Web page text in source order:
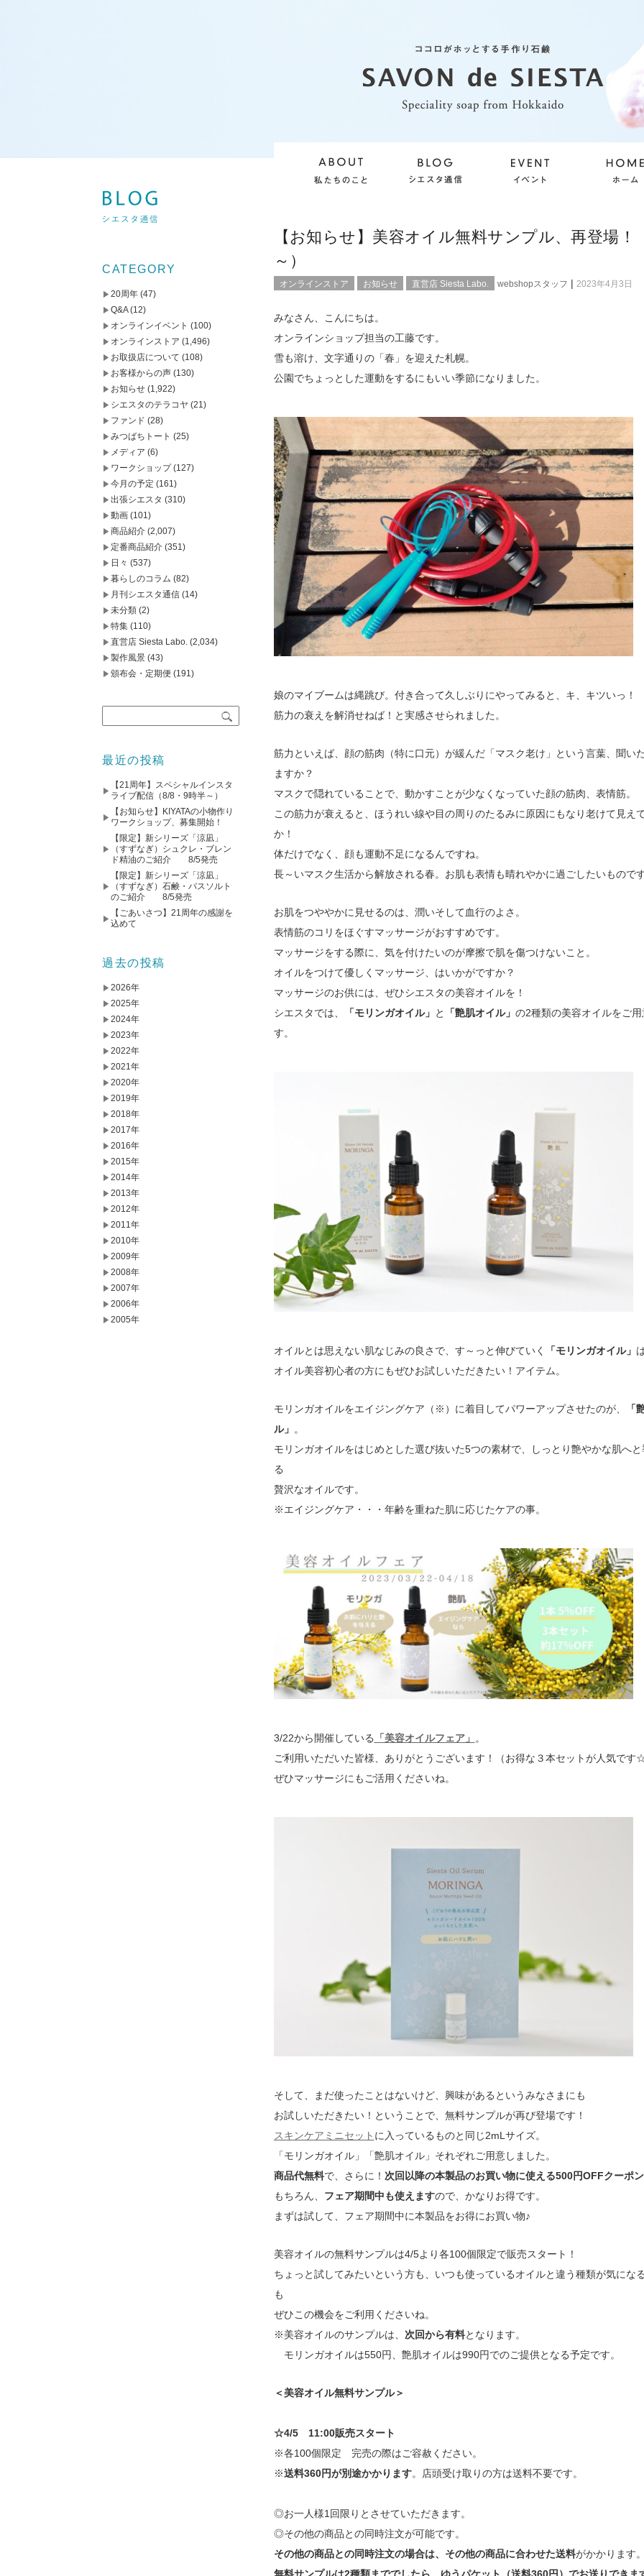
【お知らせ】美容オイル無料サンプル、再登場！
～）
オンラインストア お知らせ 直営店 Siesta Labo. webshopスタッフ | 2023年4月3日
みなさん、こんにちは。
オンラインショップ担当の工藤です。
雪も溶け、文字通りの「春」を迎えた札幌。
公園でちょっとした運動をするにもいい季節になりました。
娘のマイブームは縄跳び。付き合って久しぶりにやってみると、キ、キツいっ！
筋力の衰えを解消せねば！と実感させられました。
筋力といえば、顔の筋肉（特に口元）が緩んだ「マスク老け」という言葉、聞い
ますか？
マスクで隠れていることで、動かすことが少なくなっていた顔の筋肉、表情筋。
この筋力が衰えると、ほうれい線や目の周りのたるみに原因にもなり老けて見え
か！
体だけでなく、顔も運動不足になるんですね。
長～いマスク生活から解放される春。お肌も表情も晴れやかに過ごしたいもので
お肌をつややかに見せるのは、潤いそして血行のよさ。
表情筋のコリをほぐすマッサージがおすすめです。
マッサージをする際に、気を付けたいのが摩擦で肌を傷つけないこと。
オイルをつけて優しくマッサージ、はいかがですか？
マッサージのお供には、ぜひシエスタの美容オイルを！
シエスタでは、
「モリンガオイル」 と 「艶肌オイル」 の2種類の美容オイルをご
す。
オイルとは思えない肌なじみの良さで、す～っと伸びていく 「モリンガオイル」
オイル美容初心者の方にもぜひお試しいただきたい！アイテム。
モリンガオイルをエイジングケア（※）に着目してパワーアップさせたのが、
「
ル」 。
モリンガオイルをはじめとした選び抜いた5つの素材で、しっとり艶やかな肌へ
る
贅沢なオイルです。
※エイジングケア・・・年齢を重ねた肌に応じたケアの事。
3/22から開催している 「美容オイルフェア」 。
ご利用いただいた皆様、ありがとうございます！（お得な３本セットが人気です
ぜひマッサージにもご活用くださいね。
そして、まだ使ったことはないけど、興味があるというみなさまにも
お試しいただきたい！ということで、無料サンプルが再び登場です！
スキンケアミニセット に入っているものと同じ2mLサイズ。
「モリンガオイル」「艶肌オイル」それぞれご用意しました。
商品代無料で、さらに！ 次回以降の本製品のお買い物に使える500円OFFクーポン
もちろん、 フェア期間中も使えますので、かなりお得です。
まずは試して、フェア期間中に本製品をお得にお買い物♪
美容オイルの無料サンプルは4/5より各100個限定で販売スタート！
ちょっと試してみたいという方も、いつも使っているオイルと違う種類が気にな
も
ぜひこの機会をご利用くださいね。
※美容オイルのサンプルは、 次回から有料となります。
モリンガオイルは550円、艶肌オイルは990円でのご提供となる予定です。
＜美容オイル無料サンプル＞
☆4/5 11:00販売スタート
※各100個限定 完売の際はご容赦ください。
※送料360円が別途かかります。店頭受け取りの方は送料不要です。
◎お一人様1回限りとさせていただきます。
◎その他の商品との同時注文が可能です。
その他の商品との同時注文の場合は、その他の商品に合わせた送料がかかります
CATEGORY
20周年 (47)
Q&A(12)
オンラインイベント (100)
オンラインストア (1,496)
お取扱店について (108)
お客様からの声 (130)
お知らせ (1,922)
シエスタのテラコヤ (21)
ファンド (28)
みつばちトート (25)
メディア (6)
ワークショップ(127)
今月の予定 (161)
出張シエスタ (310)
動画 (101)
商品紹介 (2,007)
定番商品紹介 (351)
日々 (537)
暮らしのコラム (82)
月刊シエスタ通信 (14)
未分類 (2)
特集 (110)
直営店 Siesta Labo. (2,034)
製作風景 (43)
頒布会・定期便 (191)
最近の投稿
【21周年】スペシャルインスタ
ライブ配信（8/8・9時半～）
【お知らせ】KIYATAの小物作り
ワークショップ、募集開始！
【限定】新シリーズ「涼凪」
（すずなぎ）シュクレ・ブレン
ド精油のご紹介 8/5発売
【限定】新シリーズ「涼凪」
（すずなぎ）石鹸・バスソルト
のご紹介 8/5発売
【ごあいさつ】21周年の感謝を
込めて
過去の投稿
2026年
2025年
2024年
2023年
2022年
2021年
2020年
2019年
2018年
2017年
2016年
2015年
2014年
2013年
2012年
2011年
2010年
2009年
2008年
2007年
2006年
2005年